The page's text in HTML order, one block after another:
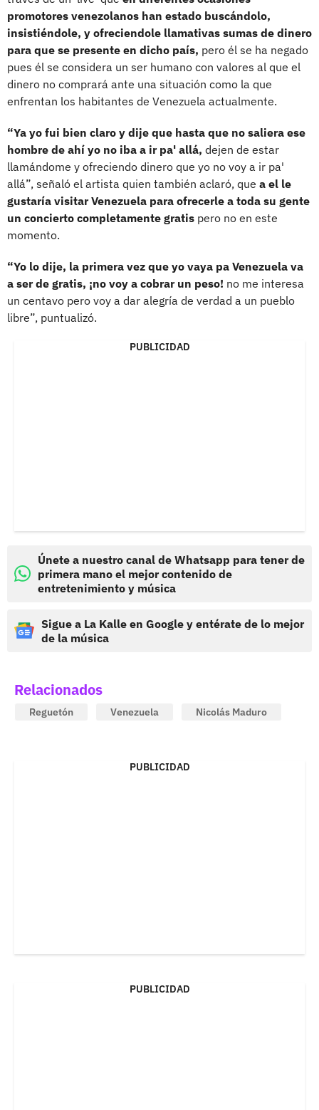
promotores venezolanos han estado buscándolo,
insistiéndole, y ofreciendole llamativas sumas de dinero
para que se presente en dicho país, pero él se ha negado
pues él se considera un ser humano con valores al que el
dinero no comprará ante una situación como la que
enfrentan los habitantes de Venezuela actualmente.
“Ya yo fui bien claro y dije que hasta que no saliera ese
hombre de ahí yo no iba a ir pa' allá, dejen de estar
llamándome y ofreciendo dinero que yo no voy a ir pa'
allá”, señaló el artista quien también aclaró, que a el le
gustaría visitar Venezuela para ofrecerle a toda su gente
un concierto completamente gratis pero no en este
momento.
“Yo lo dije, la primera vez que yo vaya pa Venezuela va
a ser de gratis, ¡no voy a cobrar un peso! no me interesa
un centavo pero voy a dar alegría de verdad a un pueblo
libre”, puntualizó.
PUBLICIDAD
Únete a nuestro canal de Whatsapp para tener de
primera mano el mejor contenido de
entretenimiento y música
Sigue a La Kalle en Google y entérate de lo mejor
de la música
Relacionados
Reguetón Venezuela Nicolás Maduro
PUBLICIDAD
PUBLICIDAD